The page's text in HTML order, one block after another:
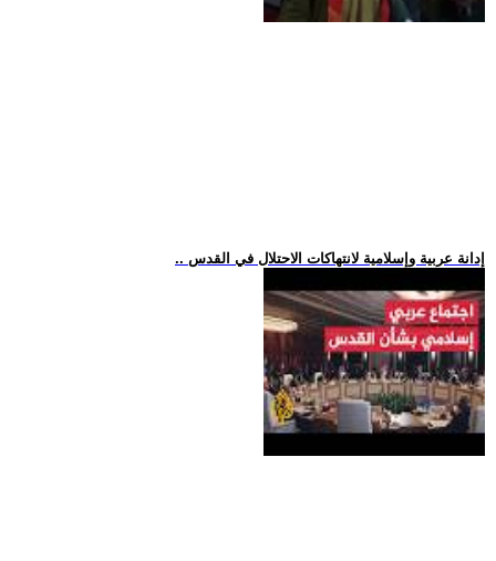
.. إدانة عربية وإسلامية لانتهاكات الاحتلال في القدس